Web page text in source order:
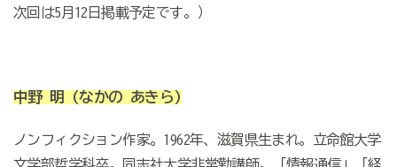
次回は5月12日掲載予定です。）
中野 明 (なかの あきら)
ノンフィクション作家。1962年、滋賀県生まれ。立命館大学
文学部哲学科卒。同志社大学非常勤講師。「情報通信」「経